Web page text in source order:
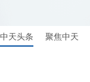
中天头条 聚焦中天